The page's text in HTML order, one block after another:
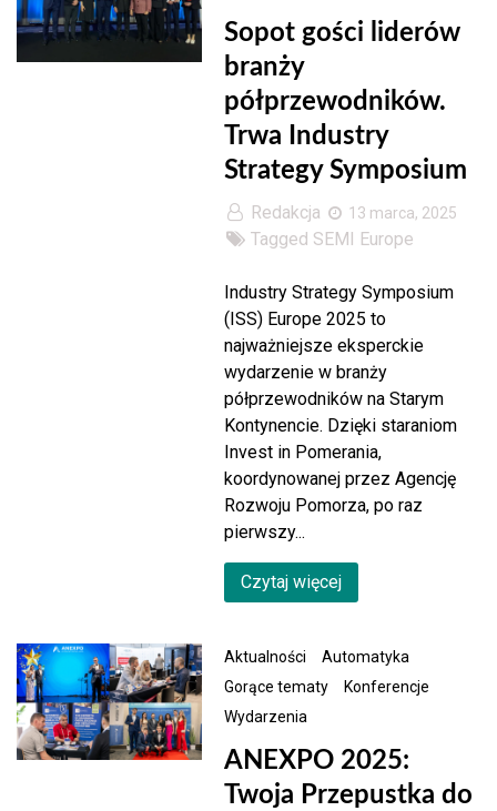
Sopot gości liderów
branży
półprzewodników.
Trwa Industry
Strategy Symposium
Redakcja 13 marca, 2025
Tagged SEMI Europe
Industry Strategy Symposium
(ISS) Europe 2025 to
najważniejsze eksperckie
wydarzenie w branży
półprzewodników na Starym
Kontynencie. Dzięki staraniom
Invest in Pomerania,
koordynowanej przez Agencję
Rozwoju Pomorza, po raz
pierwszy...
Czytaj więcej
Aktualności
Automatyka
Gorące tematy
Konferencje
Wydarzenia
ANEXPO 2025:
Twoja Przepustka do